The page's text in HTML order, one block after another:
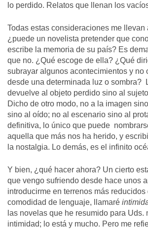
lo perdido. Relatos que llenan los
Todas estas consideraciones me llevan
¿puede un novelista pretender que
escribe la memoria de su país? Es
que no. ¿Qué escoge de ella? ¿Qué
subrayar algunos acontecimientos y no
desde una determinada luz o sombra?
devuelve al objeto perdido sino al
Dicho de otro modo, no a la imagen
sino al oído; no al escenario sino al
definitiva, lo único que puede
aquella que más nos ha herido, y
la nostalgia. Lo demás, es el infinito
Y bien, ¿qué hacer ahora? Un cierto
que vengo sufriendo desde hace unos
introducirme en terrenos más reducidos
comodidad de lenguaje, llamaré
las novelas que he resumido para Uds.
intimidad; lo está y mucho. Pero me